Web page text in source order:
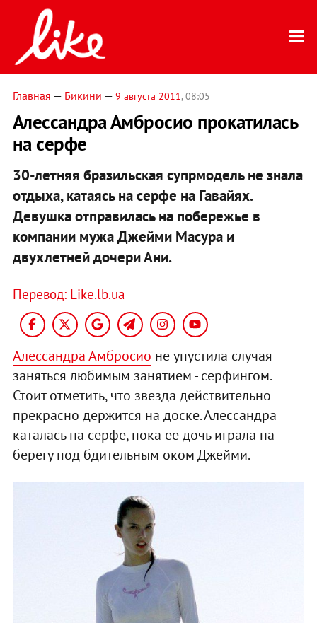
Главная — Бикини — 9 августа 2011, 08:05
Алессандра Амбросио прокатилась
на серфе
30-летняя бразильская супрмодель не знала
отдыха, катаясь на серфе на Гавайях.
Девушка отправилась на побережье в
компании мужа Джейми Масура и
двухлетней дочери Ани.
Перевод: Like.lb.ua
Алессандра Амбросио не упустила случая
заняться любимым занятием - серфингом.
Стоит отметить, что звезда действительно
прекрасно держится на доске. Алессандра
каталась на серфе, пока ее дочь играла на
берегу под бдительным оком Джейми.